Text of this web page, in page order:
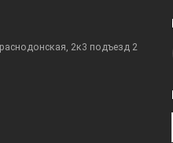
2к3 подъезд 2